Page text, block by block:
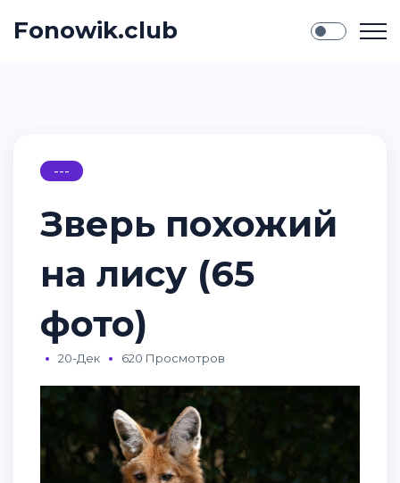
Fonowik.club
---
Зверь похожий
на лису (65
фото)
20-Дек 620 Просмотров